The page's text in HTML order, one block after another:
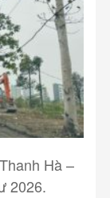
Hà –
2026.